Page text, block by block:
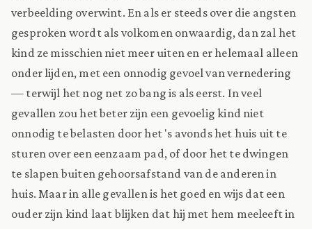
verbeelding overwint. En als er steeds over die angsten
gesproken wordt als volkomen onwaardig, dan zal het
kind ze misschien niet meer uiten en er helemaal alleen
onder lijden, met een onnodig gevoel van vernedering
— terwijl het nog net zo bang is als eerst. In veel
gevallen zou het beter zijn een gevoelig kind niet
onnodig te belasten door het 's avonds het huis uit te
sturen over een eenzaam pad, of door het te dwingen
te slapen buiten gehoorsafstand van de anderen in
huis. Maar in alle gevallen is het goed en wijs dat een
ouder zijn kind laat blijken dat hij met hem meeleeft in